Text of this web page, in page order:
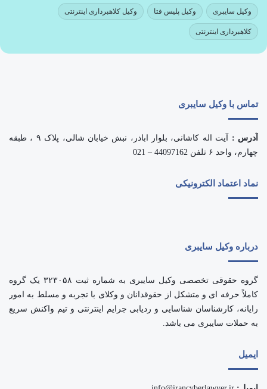
وکیل سایبری وکیل پلیس فتا وکیل کلاهبرداری اینترنتی
کلاهبرداری اینترنتی
تماس با وکیل سایبری
آدرس :
آیت اله کاشانی، بلوار اباذر، نبش خیابان شالی، پلاک ۹ ، طبقه
چهارم، واحد ۶ تلفن 44097162 – 021
نماد اعتماد الکترونیکی
درباره وکیل سایبری
گروه حقوقی تخصصی وکیل سایبری به شماره ثبت ۳۲۳۰۵۸ یک گروه
کاملاً حرفه ای و متشکل از حقوقدانان و وکلای با تجربه و مسلط به امور
رایانه، کارشناسان شناسایی و ردیابی جرایم اینترنتی و تیم واکنش سریع
به حملات سایبری می باشد.
ایمیل